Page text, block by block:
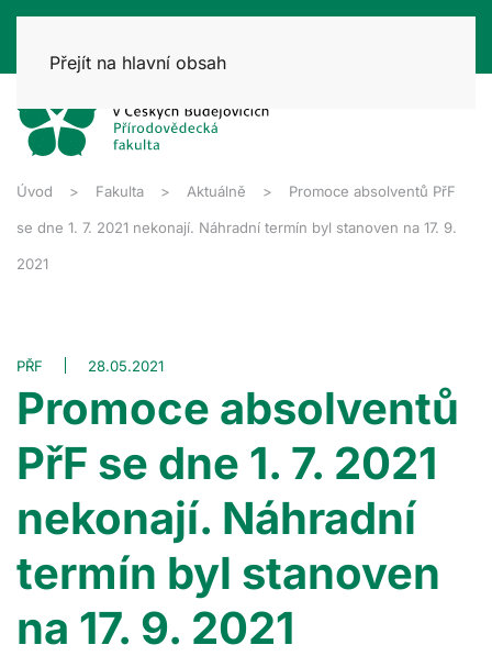
Přejít na hlavní obsah
Úvod Fakulta Aktuálně Promoce absolventů PřF
se dne 1. 7. 2021 nekonají. Náhradní termín byl stanoven na 17. 9.
2021
PŘF 28.05.2021
Promoce absolventů
PřF se dne 1. 7. 2021
nekonají. Náhradní
termín byl stanoven
na 17. 9. 2021